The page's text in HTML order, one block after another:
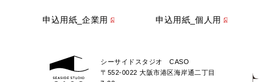
シーサイドスタジオ CASO
〒552-0022 大阪市港区海岸通二丁目
申込用紙_企業用 申込用紙_個人用